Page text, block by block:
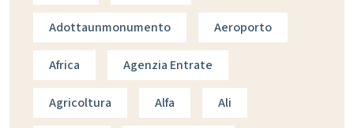
Adottaunmonumento Aeroporto
Africa Agenzia Entrate
Agricoltura Alfa Ali